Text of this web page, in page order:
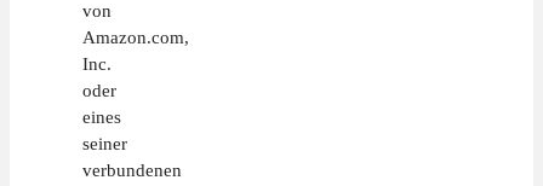
von
Amazon.com,
Inc.
oder
eines
seiner
verbundenen